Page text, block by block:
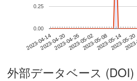
2023-04-142023-04-202023-04-262023-05-022023-05-082023-05-142023-05-20
0.00
0.25
外部データベース (DOI)